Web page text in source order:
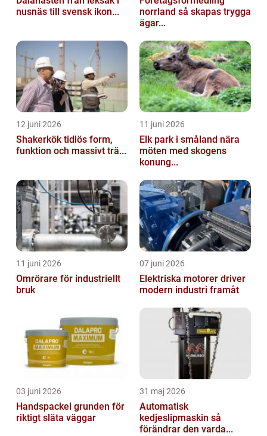
nusnäs till svensk ikon...
norrland så skapas trygga
ägar...
12 juni 2026
Shakerkök tidlös form,
funktion och massivt trä...
11 juni 2026
Elk park i småland nära
möten med skogens
konung...
11 juni 2026
Omrörare för industriellt
bruk
07 juni 2026
Elektriska motorer driver
modern industri framåt
03 juni 2026
Handspackel grunden för
riktigt släta väggar
31 maj 2026
Automatisk
kedjeslipmaskin så
förändrar den varda...